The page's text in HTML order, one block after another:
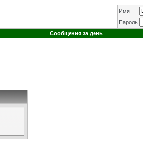
Имя
Пароль
Сообщения за день